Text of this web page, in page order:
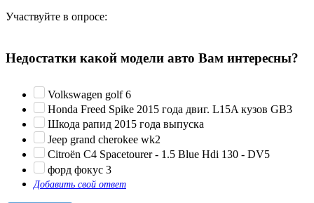
Участвуйте в опросе:
Недостатки какой модели авто Вам интересны?
Volkswagen golf 6
Honda Freed Spike 2015 года двиг. L15A кузов GB3
Шкода рапид 2015 года выпуска
Jeep grand cherokee wk2
Citroën C4 Spacetourer - 1.5 Blue Hdi 130 - DV5
форд фокус 3
Добавить свой ответ